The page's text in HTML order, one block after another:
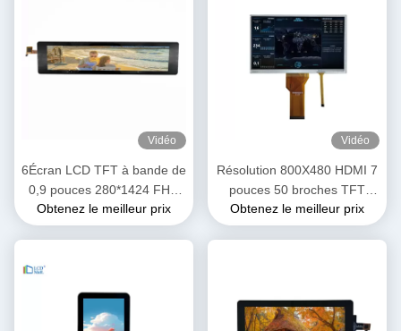
Vidéo
6Écran LCD TFT à bande de
0,9 pouces 280*1424 FHD
Résolution Interface MIPI
Obtenez le meilleur prix
Vidéo
Résolution 800X480 HDMI 7
pouces 50 broches TFT
affichage LCD RGB Interface
FPC
Obtenez le meilleur prix